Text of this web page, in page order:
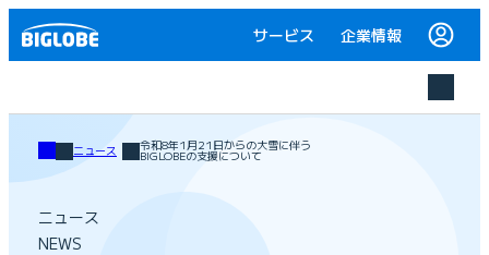
サービス 企業情報
ニュース 令和8年1月21日からの大雪に伴う
BIGLOBEの支援について
ニュース
NEWS